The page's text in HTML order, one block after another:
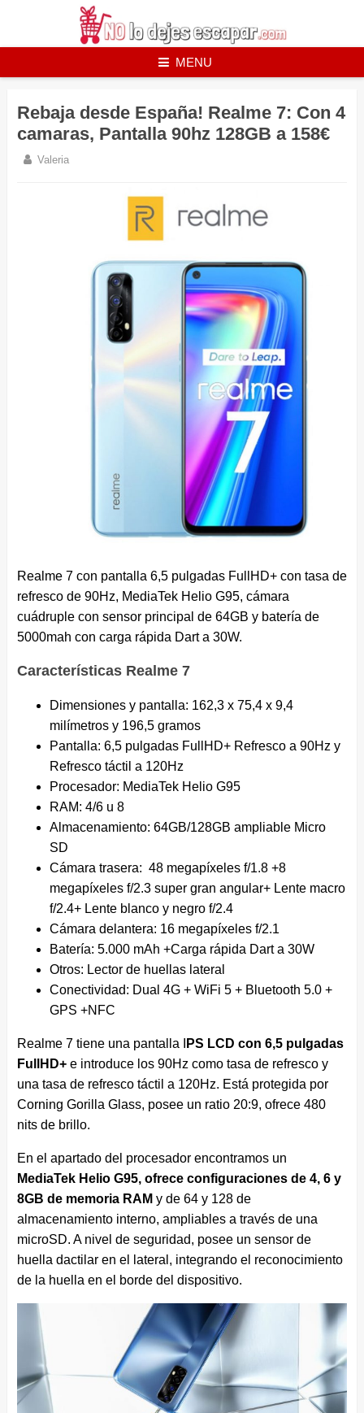
MENU
Rebaja desde España! Realme 7: Con 4
camaras, Pantalla 90hz 128GB a 158€
Valeria
Realme 7 con pantalla 6,5 pulgadas FullHD+ con tasa de
refresco de 90Hz, MediaTek Helio G95, cámara
cuádruple con sensor principal de 64GB y batería de
5000mah con carga rápida Dart a 30W.
Características Realme 7
Dimensiones y pantalla: 162,3 x 75,4 x 9,4
milímetros y 196,5 gramos
Pantalla: 6,5 pulgadas FullHD+ Refresco a 90Hz y
Refresco táctil a 120Hz
Procesador: MediaTek Helio G95
RAM: 4/6 u 8
Almacenamiento: 64GB/128GB ampliable Micro
SD
Cámara trasera: 48 megapíxeles f/1.8 +8
megapíxeles f/2.3 super gran angular+ Lente macro
f/2.4+ Lente blanco y negro f/2.4
Cámara delantera: 16 megapíxeles f/2.1
Batería: 5.000 mAh +Carga rápida Dart a 30W
Otros: Lector de huellas lateral
Conectividad: Dual 4G + WiFi 5 + Bluetooth 5.0 +
GPS +NFC
Realme 7 tiene una pantalla I
PS LCD con 6,5 pulgadas
FullHD+e introduce los 90Hz como tasa de refresco y
una tasa de refresco táctil a 120Hz. Está protegida por
Corning Gorilla Glass, posee un ratio 20:9, ofrece 480
nits de brillo.
En el apartado del procesador encontramos un
MediaTek Helio G95, ofrece configuraciones de 4, 6 y
8GB de memoria RAM y de 64 y 128 de
almacenamiento interno, ampliables a través de una
microSD. A nivel de seguridad, posee un sensor de
huella dactilar en el lateral, integrando el reconocimiento
de la huella en el borde del dispositivo.